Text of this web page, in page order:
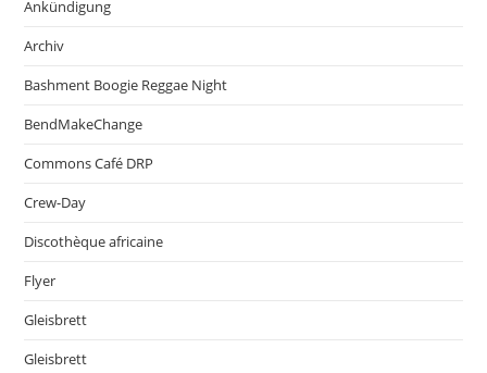
Ankündigung
Archiv
Bashment Boogie Reggae Night
BendMakeChange
Commons Café DRP
Crew-Day
Discothèque africaine
Flyer
Gleisbrett
Gleisbrett